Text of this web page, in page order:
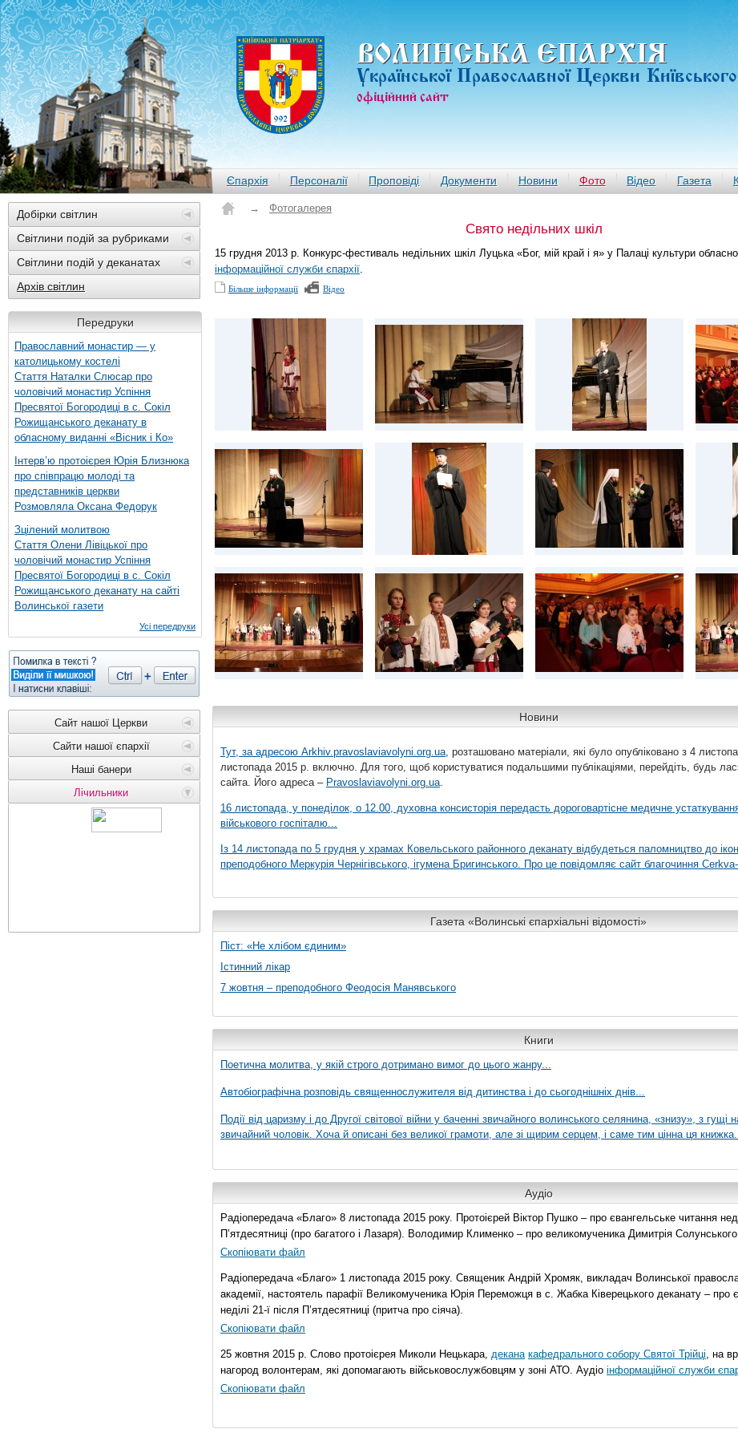
ВОЛИНСЬКА ЄПАРХIЯ
Української Православної Церкви
офiцiйний сайт
Єпархія Персоналії Проповіді Документи Новини Фото Відео Газета
Добірки світлин
Світлини подій за рубриками
Світлини подій у деканатах
Архів світлин
Передруки
Православний монастир — у
католицькому костелі
Стаття Наталки Слюсар про
чоловічий монастир Успіння
Пресвятої Богородиці в с. Сокіл
Рожищанського деканату в
обласному виданні «Вісник і Ко»
Інтерв’ю протоієрея Юрія Близнюка
про співпрацю молоді та
представників церкви
Розмовляла Оксана Федорук
Зцілений молитвою
Стаття Олени Лівіцької про
чоловічий монастир Успіння
Пресвятої Богородиці в с. Сокіл
Рожищанського деканату на сайті
Волинської газети
Усі передруки
Сайт нашої Церкви
Сайти нашої єпархії
Наші банери
Лічильники
→ Фотогалерея
Свято недільних шкіл
15 грудня 2013 р. Конкурс-фестиваль недільних шкіл Луцька «Бог, мій край і я» у Палаці культури
інформаційної служби єпархії.
Більше інформації Відео
Новини
Тут, за адресою Arkhiv.pravoslaviavolyni.org.ua, розташовано матеріали, які було опубліковано з 4
листопада 2015 р. включно. Для того, щоб користуватися подальшими публікаціями, перейдіть, будь
сайта. Його адреса – Pravoslaviavolyni.org.ua.
16 листопада, у понеділок, о 12.00, духовна консисторія передасть дороговартісне медичне
військового госпіталю...
Із 14 листопада по 5 грудня у храмах Ковельського районного деканату відбудеться паломництво до
преподобного Меркурія Чернігівського, ігумена Бригинського. Про це повідомляє сайт благочиння
Газета «Волинські єпархіальні відомості»
Піст: «Не хлібом єдиним»
Істинний лікар
7 жовтня – преподобного Феодосія Манявського
Книги
Поетична молитва, у якій строго дотримано вимог до цього жанру...
Автобіографічна розповідь священнослужителя від дитинства і до сьогоднішніх днів...
Події від царизму і до Другої світової війни у баченні звичайного волинського селянина, «знизу», з гущі
звичайний чоловік. Хоча й описані без великої грамоти, але зі щирим серцем, і саме тим цінна ця
Аудіо
Радіопередача «Благо» 8 листопада 2015 року. Протоієрей Віктор Пушко – про євангельське читання
П’ятдесятниці (про багатого і Лазаря). Володимир Клименко – про великомученика Димитрія
Скопіювати файл
Радіопередача «Благо» 1 листопада 2015 року. Священик Андрій Хромяк, викладач Волинської
академії, настоятель парафії Великомученика Юрія Переможця в с. Жабка Ківерецького деканату – про
неділі 21-ї після П’ятдесятниці (притча про сіяча).
Скопіювати файл
25 жовтня 2015 р. Слово протоієрея Миколи Нецькара, декана кафедрального собору Святої Трійці, на
нагород волонтерам, які допомагають військовослужбовцям у зоні АТО. Аудіо інформаційної служби
Скопіювати файл